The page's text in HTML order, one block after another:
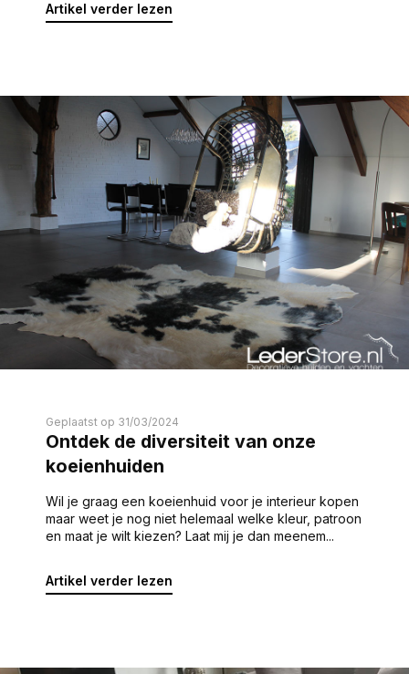
Artikel verder lezen
Geplaatst op 31/03/2024
Ontdek de diversiteit van onze
koeienhuiden
Wil je graag een koeienhuid voor je interieur kopen
maar weet je nog niet helemaal welke kleur, patroon
en maat je wilt kiezen? Laat mij je dan meenem...
Artikel verder lezen